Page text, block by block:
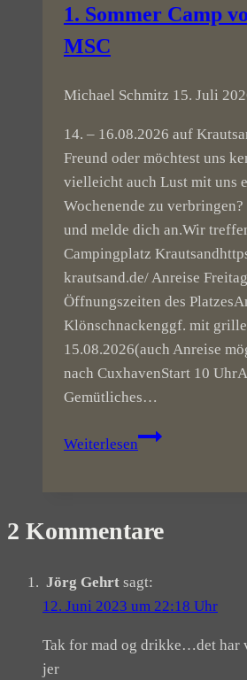
1. Sommer Camp
MSC
Michael Schmitz 15. Juli
14. – 16.08.2026 auf
Freund oder möchtest uns
vielleicht auch Lust mit uns
Wochenende zu
und melde dich an.Wir
Campingplatz
krautsand.de/ Anreise
Öffnungszeiten des
Klönschnackenggf. mit
15.08.2026(auch Anreise
nach CuxhavenStart 10
Gemütliches…
Weiterlesen
1.
Schmitz-
2 Kommentare
Jörg Gehrt sagt:
12. Juni 2023 um 22:18 Uhr
Tak for mad og drikke…det har
jer